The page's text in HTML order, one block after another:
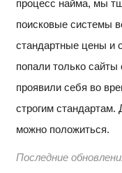
процесс найма, мы
поисковые системы
стандартные цены и
попали только
проявили себя во
строгим стандартам.
можно положиться.
Последние